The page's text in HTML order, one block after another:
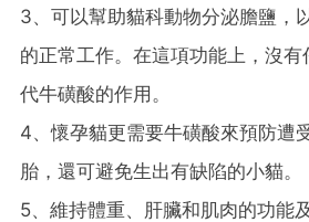
3、可以幫助貓科動物分泌膽鹽，
的正常工作。在這項功能上，沒有
代牛磺酸的作用。
4、懷孕貓更需要牛磺酸來預防遭
胎，還可避免生出有缺陷的小貓。
5、維持體重、肝臟和肌肉的功能